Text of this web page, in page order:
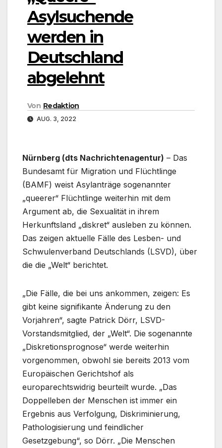
Asylsuchende
werden in
Deutschland
abgelehnt
Von Redaktion
AUG. 3, 2022
Nürnberg (dts Nachrichtenagentur) – Das
Bundesamt für Migration und Flüchtlinge
(BAMF) weist Asylanträge sogenannter
„queerer“ Flüchtlinge weiterhin mit dem
Argument ab, die Sexualität in ihrem
Herkunftsland „diskret“ ausleben zu können.
Das zeigen aktuelle Fälle des Lesben- und
Schwulenverband Deutschlands (LSVD), über
die die „Welt“ berichtet.
„Die Fälle, die bei uns ankommen, zeigen: Es
gibt keine signifikante Änderung zu den
Vorjahren“, sagte Patrick Dörr, LSVD-
Vorstandsmitglied, der „Welt“. Die sogenannte
„Diskretionsprognose“ werde weiterhin
vorgenommen, obwohl sie bereits 2013 vom
Europäischen Gerichtshof als
europarechtswidrig beurteilt wurde. „Das
Doppelleben der Menschen ist immer ein
Ergebnis aus Verfolgung, Diskriminierung,
Pathologisierung und feindlicher
Gesetzgebung“, so Dörr. „Die Menschen